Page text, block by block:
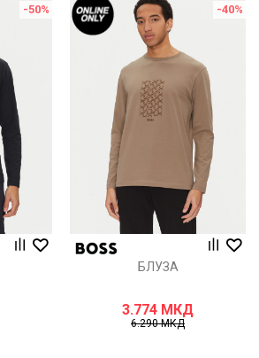
-50% -40%
БЛУЗА
3.774 МКД
6.290МКД